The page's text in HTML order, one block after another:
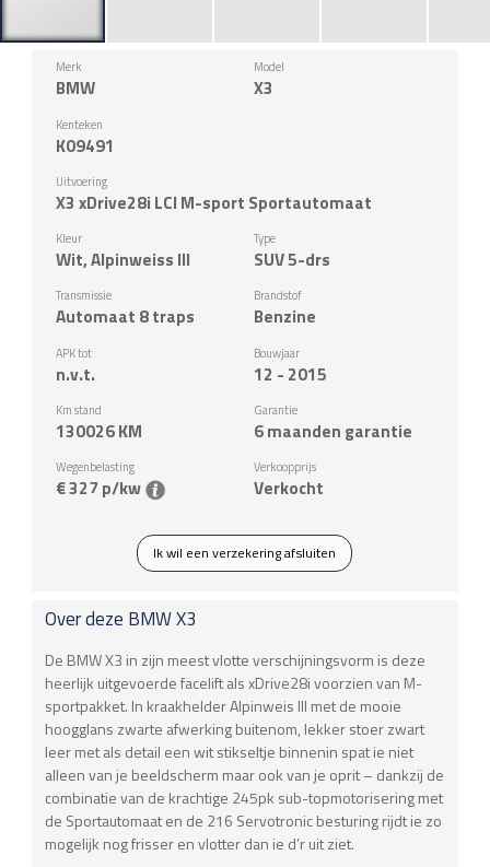
Merk
BMW
Model
X3
Kenteken
K09491
Uitvoering
X3 xDrive28i LCI M-sport Sportautomaat
Kleur
Wit, Alpinweiss III
Type
SUV 5-drs
Transmissie
Automaat 8 traps
Brandstof
Benzine
APK tot
n.v.t.
Bouwjaar
12 - 2015
Km stand
130026KM
Garantie
6 maanden garantie
Wegenbelasting
€ 327 p/kw
Verkoopprijs
Verkocht
Ik wil een verzekering afsluiten
Over deze BMWX3
De BMW X3 in zijn meest vlotte verschijningsvorm is deze
heerlijk uitgevoerde facelift als xDrive28i voorzien van M-
sportpakket. In kraakhelder Alpinweis III met de mooie
hoogglans zwarte afwerking buitenom, lekker stoer zwart
leer met als detail een wit stikseltje binnenin spat ie niet
alleen van je beeldscherm maar ook van je oprit – dankzij de
combinatie van de krachtige 245pk sub-topmotorisering met
de Sportautomaat en de 216 Servotronic besturing rijdt ie zo
mogelijk nog frisser en vlotter dan ie d’r uit ziet.